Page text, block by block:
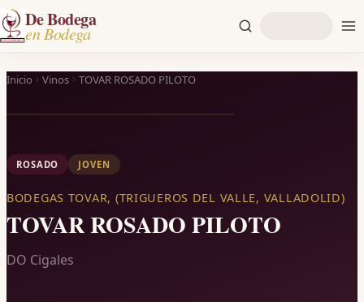
De Bodega
en Bodega
Inicio Vinos TOVAR ROSADO PILOTO
ROSADO JOVEN
BODEGAS TOVAR, (TRIGUEROS DEL VALLE, VALLADOLID)
TOVAR ROSADO PILOTO
DO Cigales